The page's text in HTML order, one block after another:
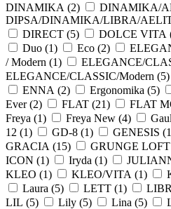
DINAMIKA (2) DINAMIKA/
DIPSA/DINAMIKA/LIBRA/
DIRECT (5) DOLCE VITA
Duo (1) Eco (2)
/ Modern (1) ELEGANCE/
ELEGANCE/CLASSIC/Modern (5)
ENNA (2) Ergonomika (5)
Ever (2) FLAT (21) FLAT
Freya (1) Freya New (4)
12 (1) GD-8 (1) GENESIS (1
GRACIA (15) GRUNGE
ICON (1) Iryda (1)
KLEO (1) KLEO/VITA (1)
Laura (5) LETT (1)
LIL (5) Lily (5) Lina (5)